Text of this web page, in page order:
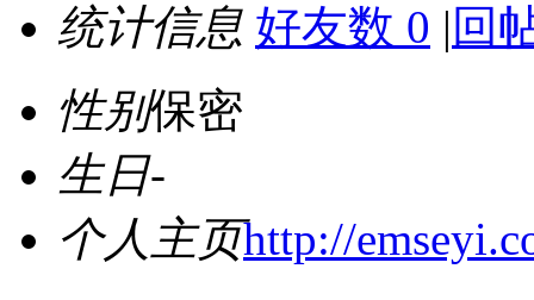
统计信息 好友数 0 | 回
性别保密
生日-
个人主页http://